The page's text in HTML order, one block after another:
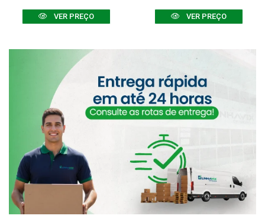
VER PREÇO VER PREÇO